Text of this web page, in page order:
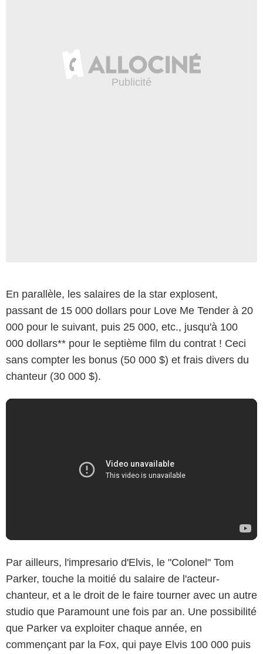
En parallèle, les salaires de la star explosent,
passant de 15 000 dollars pour Love Me Tender à 20
000 pour le suivant, puis 25 000, etc., jusqu'à 100
000 dollars** pour le septième film du contrat ! Ceci
sans compter les bonus (50 000 $) et frais divers du
chanteur (30 000 $).
Par ailleurs, l'impresario d'Elvis, le "Colonel" Tom
Parker, touche la moitié du salaire de l'acteur-
chanteur, et a le droit de le faire tourner avec un autre
studio que Paramount une fois par an. Une possibilité
que Parker va exploiter chaque année, en
commençant par la Fox, qui paye Elvis 100 000 puis